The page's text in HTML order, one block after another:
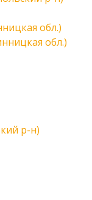
обл.)
обл.)
р-н)